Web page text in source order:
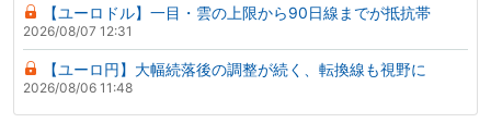
【ユーロドル】一目・雲の上限から90日線までが抵抗帯
2026/08/07 12:31
【ユーロ円】大幅続落後の調整が続く、転換線も視野に
2026/08/06 11:48